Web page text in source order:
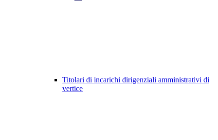
Titolari di incarichi dirigenziali amministrativi di
vertice